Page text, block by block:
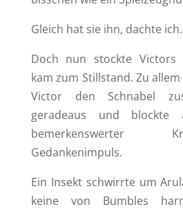
Gleich hat sie ihn, dachte ich.
Doch nun stockte Victors
kam zum Stillstand. Zu
Victor den Schnabel
geradeaus und blockte
bemerkenswerter
Gedankenimpuls.
Ein Insekt schwirrte um
keine von Bumbles